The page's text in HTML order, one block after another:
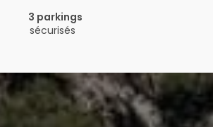
3 parkings
sécurisés